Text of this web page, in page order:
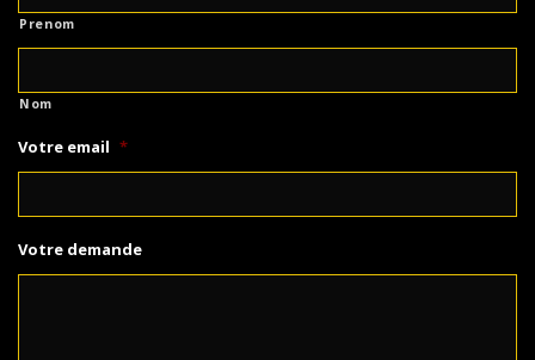
Prenom
Nom
Votre email *
Votre demande